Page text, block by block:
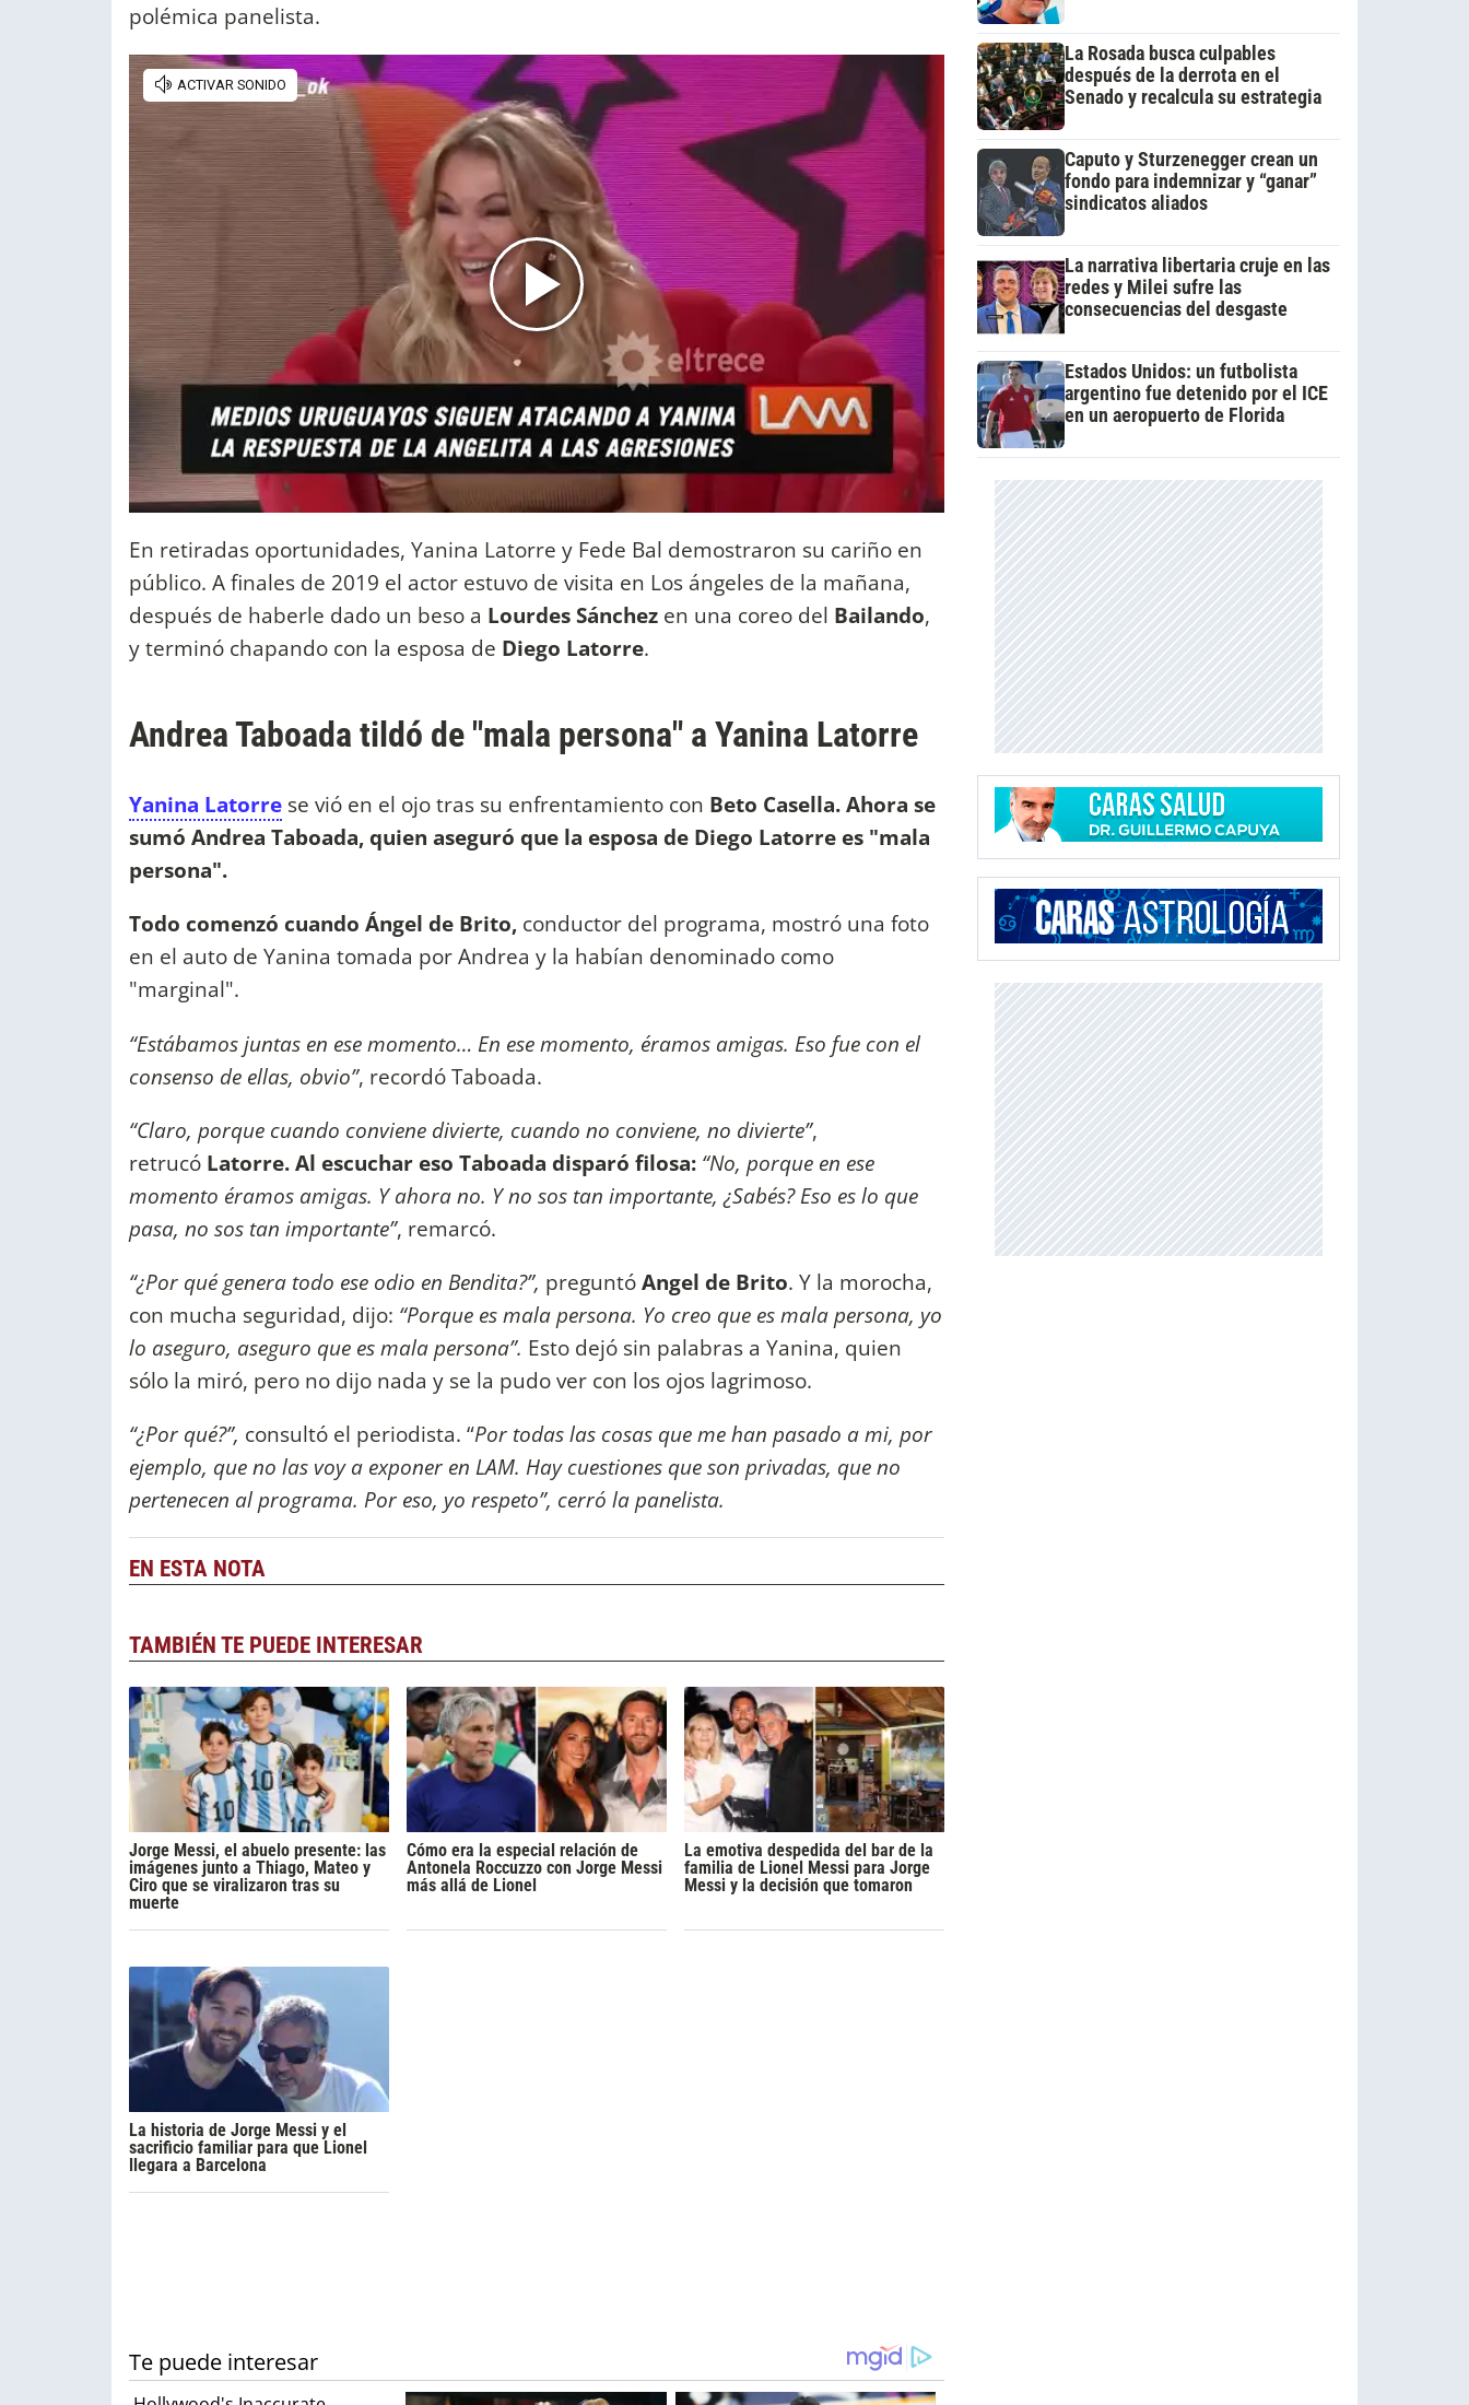
polémica panelista.
En retiradas oportunidades, Yanina Latorre y Fede Bal demostraron su cariño en
público. A finales de 2019 el actor estuvo de visita en Los ángeles de la mañana,
después de haberle dado un beso a Lourdes Sánchez en una coreo del Bailando,
y terminó chapando con la esposa de Diego Latorre.
Andrea Taboada tildó de "mala persona" a Yanina Latorre
Yanina Latorre se vió en el ojo tras su enfrentamiento con Beto Casella. Ahora se
sumó Andrea Taboada, quien aseguró que la esposa de Diego Latorre es "mala
persona".
Todo comenzó cuando Ángel de Brito, conductor del programa, mostró una foto
en el auto de Yanina tomada por Andrea y la habían denominado como
"marginal".
“Estábamos juntas en ese momento… En ese momento, éramos amigas. Eso fue con el
consenso de ellas, obvio”, recordó Taboada.
“Claro, porque cuando conviene divierte, cuando no conviene, no divierte”,
retrucó Latorre. Al escuchar eso Taboada disparó filosa: “No, porque en ese
momento éramos amigas. Y ahora no. Y no sos tan importante, ¿Sabés? Eso es lo que
pasa, no sos tan importante”, remarcó.
“¿Por qué genera todo ese odio en Bendita?”, preguntóAngel de Brito. Y la morocha,
con mucha seguridad, dijo: “Porque es mala persona. Yo creo que es mala persona, yo
lo aseguro, aseguro que es mala persona”. Esto dejó sin palabras a Yanina, quien
sólo la miró, pero no dijo nada y se la pudo ver con los ojos lagrimoso.
“¿Por qué?”, consultó el periodista. “Por todas las cosas que me han pasado a mi, por
ejemplo, que no las voy a exponer en LAM. Hay cuestiones que son privadas, que no
pertenecen al programa. Por eso, yo respeto”, cerró la panelista.
EN ESTA NOTA
TAMBIÉN TE PUEDE INTERESAR
Jorge Messi, el abuelo presente: las
imágenes junto a Thiago, Mateo y
Ciro que se viralizaron tras su
muerte
Cómo era la especial relación de
Antonela Roccuzzo con Jorge Messi
más allá de Lionel
La emotiva despedida del bar de la
familia de Lionel Messi para Jorge
Messi y la decisión que tomaron
La historia de Jorge Messi y el
sacrificio familiar para que Lionel
llegara a Barcelona
La Rosada busca culpables
después de la derrota en el
Senado y recalcula su estrategia
Caputo y Sturzenegger crean un
fondo para indemnizar y “ganar”
sindicatos aliados
La narrativa libertaria cruje en las
redes y Milei sufre las
consecuencias del desgaste
Estados Unidos: un futbolista
argentino fue detenido por el ICE
en un aeropuerto de Florida